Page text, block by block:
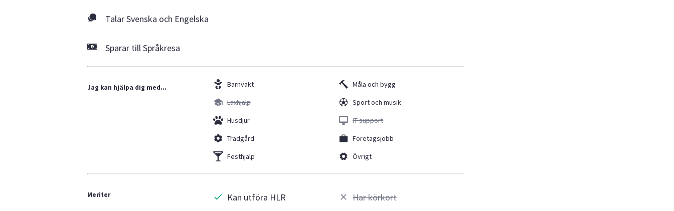
Talar Svenska och Engelska
Sparar till Språkresa
Jag kan hjälpa dig med...
Barnvakt
Läxhjälp
Husdjur
Trädgård
Festhjälp
Måla och bygg
Sport och musik
IT support
Företagsjobb
Övrigt
Meriter Kan utföra HLR Har körkort